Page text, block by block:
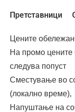
Претставници
Цените
На промо цените
следува попуст
Сместување во
(локално време),
Напуштање на